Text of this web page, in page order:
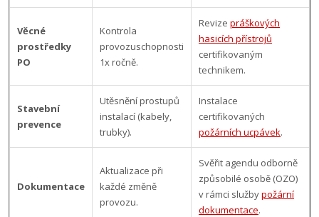
Věcné
prostředky
PO
Kontrola
provozuschopnosti
1x ročně.
Revize práškových
hasicích přístrojů
certifikovaným
technikem.
Stavební
prevence
Utěsnění prostupů
instalací (kabely,
trubky).
Instalace
certifikovaných
požárních ucpávek.
Dokumentace
Aktualizace při
každé změně
provozu.
Svěřit agendu odborně
způsobilé osobě (OZO)
v rámci službypožární
dokumentace.